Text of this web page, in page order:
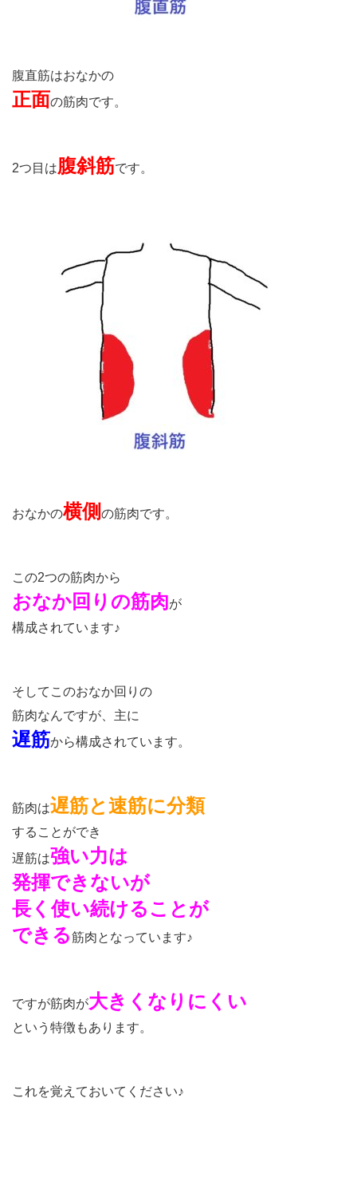
腹直筋はおなかの
正面の筋肉です。
2つ目は腹斜筋です。
おなかの横側 の筋肉です。
この2つの筋肉から
おなか回りの筋肉が
構成されています♪
そしてこのおなか回りの
筋肉なんですが、主に
遅筋から構成されています。
筋肉は遅筋と速筋に分類
することができ
遅筋は強い力は
発揮できないが
長く使い続けることが
できる筋肉となっています♪
ですが筋肉が大きくなりにくい
という特徴もあります。
これを覚えておいてください♪